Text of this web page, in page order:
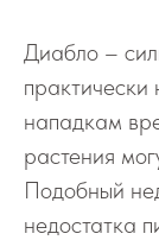
Диабло –
практически
нападкам
растения
Подобный
недостатка